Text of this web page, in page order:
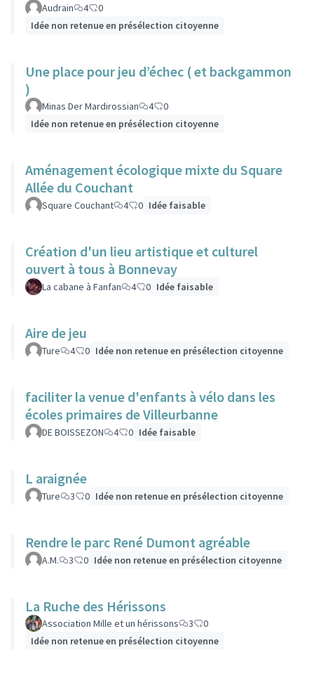
Audrain 4
0
Idée non retenue en présélection citoyenne
Une place pour jeu d’échec ( et backgammon
)
Minas Der Mardirossian 4
0
Idée non retenue en présélection citoyenne
Aménagement écologique mixte du Square
Allée du Couchant
Square Couchant 4 0 Idée faisable
Création d'un lieu artistique et culturel
ouvert à tous à Bonnevay
La cabane à Fanfan 4 0 Idée faisable
Aire de jeu
Ture 4 0 Idée non retenue en présélection citoyenne
faciliter la venue d'enfants à vélo dans les
écoles primaires de Villeurbanne
DE BOISSEZON 4 0 Idée faisable
L araignée
Ture 3 0 Idée non retenue en présélection citoyenne
Rendre le parc René Dumont agréable
A.M. 3 0 Idée non retenue en présélection citoyenne
La Ruche des Hérissons
Association Mille et un hérissons 3
0
Idée non retenue en présélection citoyenne